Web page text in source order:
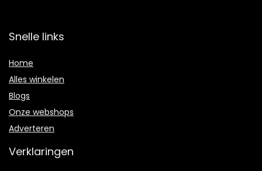
Snelle links
Home
Alles winkelen
Blogs
Onze webshops
Adverteren
Verklaringen